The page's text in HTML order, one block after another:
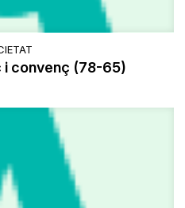
i convenç (78-65)